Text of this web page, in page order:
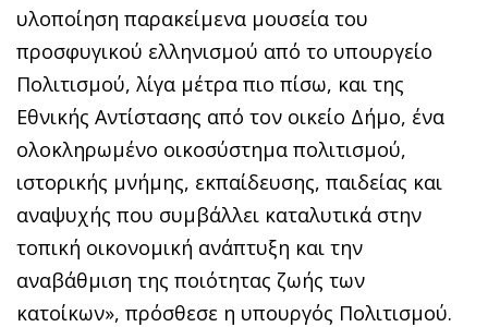
υλοποίηση παρακείμενα μουσεία του
προσφυγικού ελληνισμού από το υπουργείο
Πολιτισμού, λίγα μέτρα πιο πίσω, και της
Εθνικής Αντίστασης από τον οικείο Δήμο, ένα
ολοκληρωμένο οικοσύστημα πολιτισμού,
ιστορικής μνήμης, εκπαίδευσης, παιδείας και
αναψυχής που συμβάλλει καταλυτικά στην
τοπική οικονομική ανάπτυξη και την
αναβάθμιση της ποιότητας ζωής των
κατοίκων», πρόσθεσε η υπουργός Πολιτισμού.